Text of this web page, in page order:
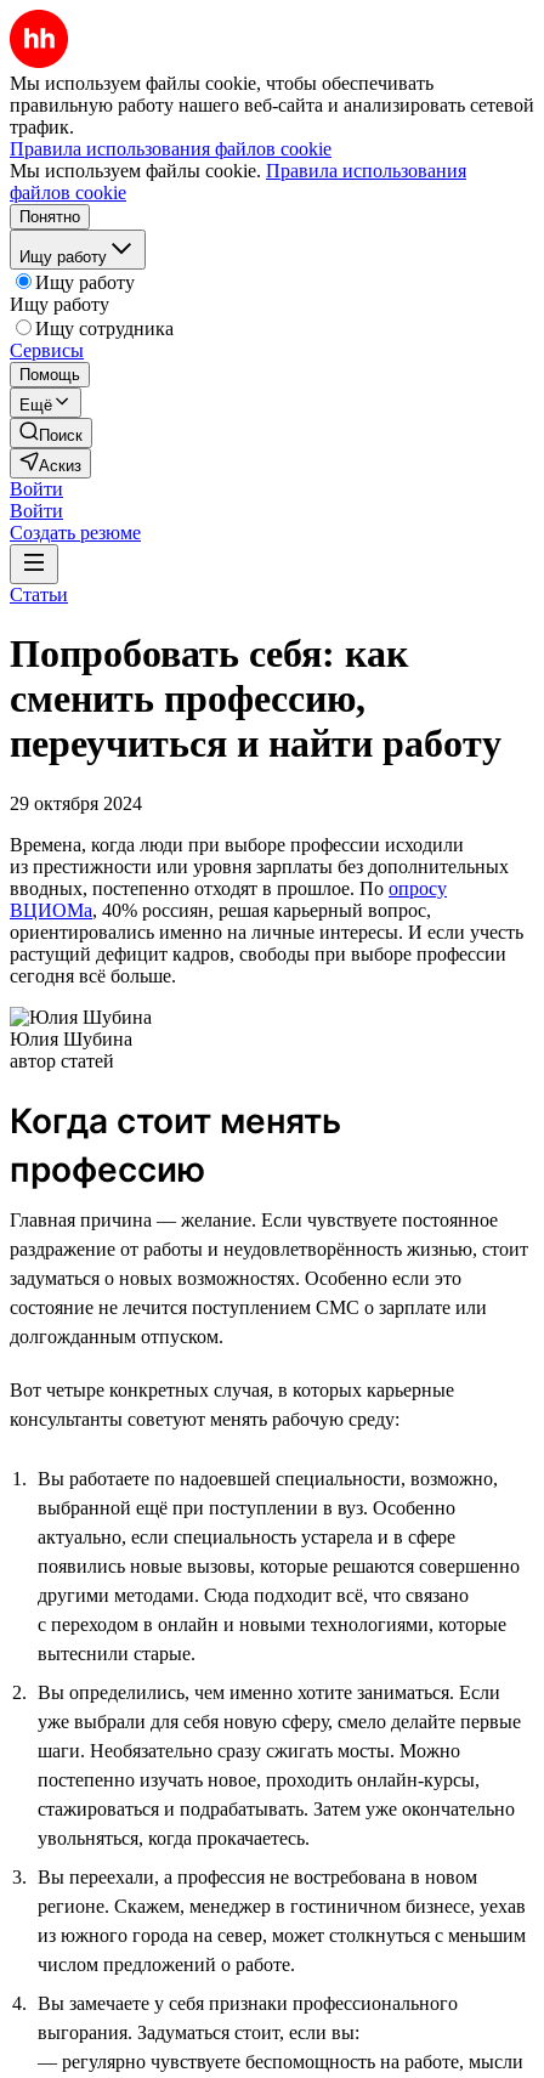
Мы используем файлы cookie, чтобы обеспечивать
правильную работу нашего веб-сайта и анализировать сетевой
трафик.
Правила использования файлов cookie
Мы используем файлы cookie. Правила использования
файлов cookie
Понятно
Ищу работу
Ищу работу
Ищу работу
Ищу сотрудника
Сервисы
Помощь
Ещё
Поиск
Аскиз
Войти
Войти
Создать резюме
Статьи
Попробовать себя: как
сменить профессию,
переучиться и найти работу
29 октября 2024
Времена, когда люди при выборе профессии исходили
из престижности или уровня зарплаты без дополнительных
вводных, постепенно отходят в прошлое. По опросу
ВЦИОМа, 40% россиян, решая карьерный вопрос,
ориентировались именно на личные интересы. И если учесть
растущий дефицит кадров, свободы при выборе профессии
сегодня всё больше.
Юлия Шубина
автор статей
Когда стоит менять
профессию
Главная причина — желание. Если чувствуете постоянное
раздражение от работы и неудовлетворённость жизнью, стоит
задуматься о новых возможностях. Особенно если это
состояние не лечится поступлением СМС о зарплате или
долгожданным отпуском.
Вот четыре конкретных случая, в которых карьерные
консультанты советуют менять рабочую среду:
Вы работаете по надоевшей специальности, возможно,
выбранной ещё при поступлении в вуз. Особенно
актуально, если специальность устарела и в сфере
появились новые вызовы, которые решаются совершенно
другими методами. Сюда подходит всё, что связано
с переходом в онлайн и новыми технологиями, которые
вытеснили старые.
Вы определились, чем именно хотите заниматься. Если
уже выбрали для себя новую сферу, смело делайте первые
шаги. Необязательно сразу сжигать мосты. Можно
постепенно изучать новое, проходить онлайн-курсы,
стажироваться и подрабатывать. Затем уже окончательно
увольняться, когда прокачаетесь.
Вы переехали, а профессия не востребована в новом
регионе. Скажем, менеджер в гостиничном бизнесе, уехав
из южного города на север, может столкнуться с меньшим
числом предложений о работе.
Вы замечаете у себя признаки профессионального
выгорания. Задуматься стоит, если вы:
— регулярно чувствуете беспомощность на работе, мысли